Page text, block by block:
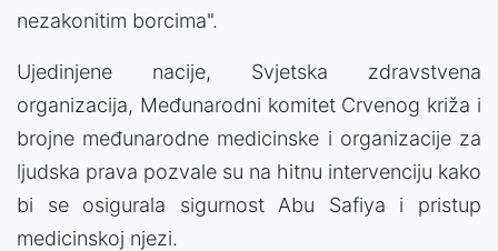
nezakonitim borcima".
Ujedinjene nacije, Svjetska zdravstvena
organizacija, Međunarodni komitet Crvenog križa i
brojne međunarodne medicinske i organizacije za
ljudska prava pozvale su na hitnu intervenciju kako
bi se osigurala sigurnost Abu Safiya i pristup
medicinskoj njezi.